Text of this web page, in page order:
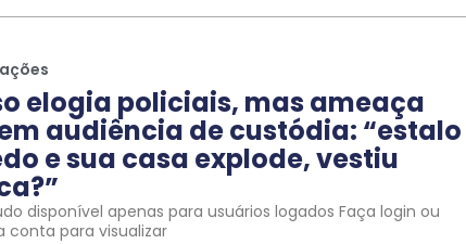
elogia policiais, mas ameaça
audiência de custódia: “estalo
e sua casa explode, vestiu
disponível apenas para usuários logados Faça login ou
conta para visualizar